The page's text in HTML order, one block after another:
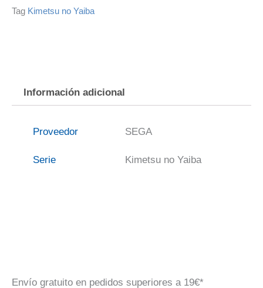
Perching
cantidad
Tag Kimetsu no Yaiba
Información adicional
Proveedor SEGA
Serie Kimetsu no Yaiba
Envío gratuito en pedidos superiores a 19€*